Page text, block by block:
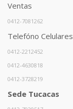
Ventas
0412-7081262
Telefóno Celulares
0412-2212452
0412-4630818
0412-3728219
Sede Tucacas